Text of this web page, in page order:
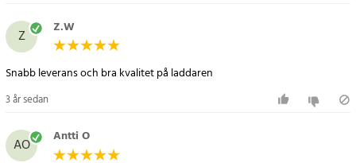
Z Z.W
Snabb leverans och bra kvalitet på laddaren
3 år sedan
AO Antti O